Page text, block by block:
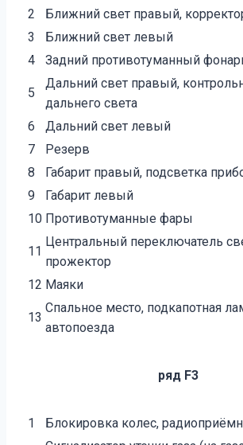
2
Ближний свет правый,
3
Ближний свет левый
4
Задний противотуманный
5
Дальний свет правый,
дальнего света
6
Дальний свет левый
7
Резерв
8
Габарит правый, подсветка
9
Габарит левый
10 Противотуманные фары
11
Центральный переключатель
прожектор
12 Маяки
13
Спальное место, подкапотная
автопоезда
ряд F3
1
Блокировка колес,